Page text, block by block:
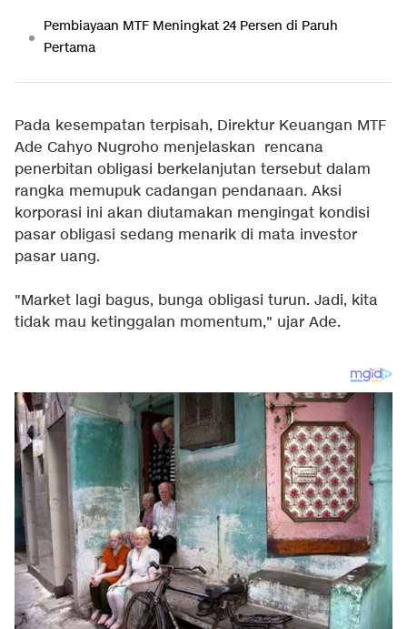
Pembiayaan MTF Meningkat 24 Persen di Paruh
Pertama
Pada kesempatan terpisah, Direktur Keuangan MTF
Ade Cahyo Nugroho menjelaskan rencana
penerbitan obligasi berkelanjutan tersebut dalam
rangka memupuk cadangan pendanaan. Aksi
korporasi ini akan diutamakan mengingat kondisi
pasar obligasi sedang menarik di mata investor
pasar uang.
"Market lagi bagus, bunga obligasi turun. Jadi, kita
tidak mau ketinggalan momentum," ujar Ade.